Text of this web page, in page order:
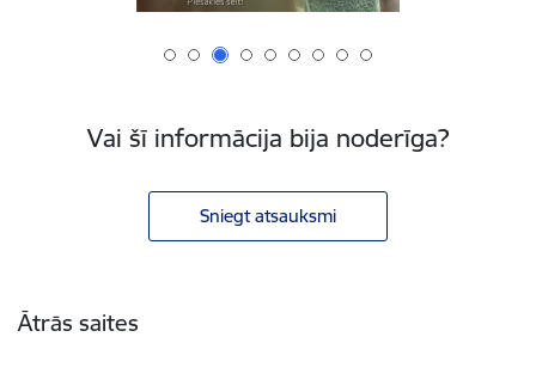
Vai šī informācija bija noderīga?
Sniegt atsauksmi
Ātrās saites